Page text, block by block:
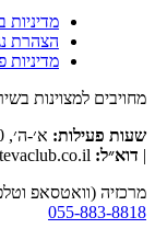
מדיניות
הצהרת
מדיניות
מחויבים למצוינות
שעות פעילות: א׳-ה׳, 09:00-17:00 |
| דוא״ל:
מרכזיה (וואטסאפ
055-883-8818